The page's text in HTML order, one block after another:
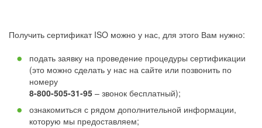
Получить сертификат ISO можно у нас, для этого Вам нужно:
подать заявку на проведение процедуры сертификации
(это можно сделать у нас на сайте или позвонить по
номеру
8-800-505-31-95 – звонок бесплатный);
ознакомиться с рядом дополнительной информации,
которую мы предоставляем;